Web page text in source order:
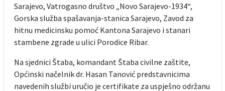
Sarajevo, Vatrogasno društvo „Novo Sarajevo-1934“,
Gorska služba spašavanja-stanica Sarajevo, Zavod za
hitnu medicinsku pomoć Kantona Sarajevo i stanari
stambene zgrade u ulici Porodice Ribar.
Na sjednici Štaba, komandant Štaba civilne zaštite,
Općinski načelnik dr. Hasan Tanović predstavnicima
navedenih službi uručio je certifikate za uspješno održanu